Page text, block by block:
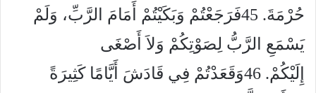
حُرْمَةَ. 45فَرَجَعْتُمْ وَبَكَيْتُمْ أَمَامَ الرَّبِّ، وَلَمْ
يَسْمَعِ الرَّبُّ لِصَوْتِكُمْ وَلاَ أَصْغَى
إِلَيْكُمْ. 46وَقَعَدْتُمْ فِي قَادَشَ أَيَّامًا كَثِيرَةً